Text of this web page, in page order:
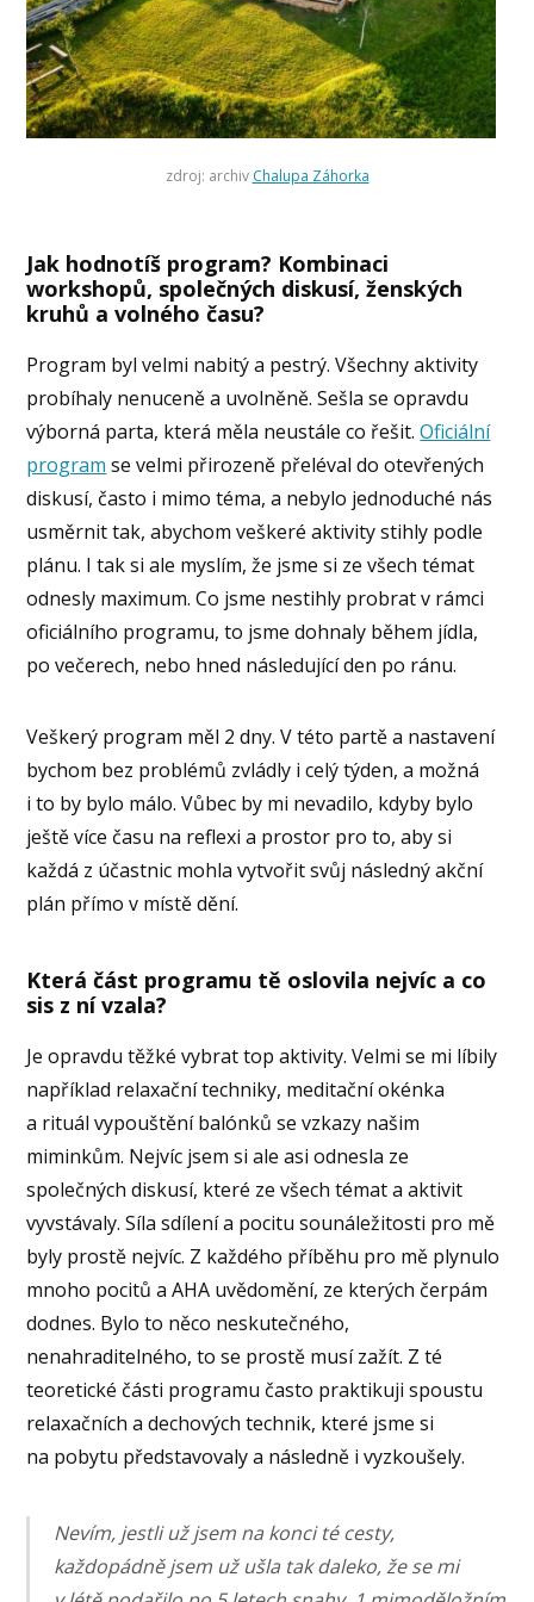
zdroj: archiv Chalupa Záhorka
Jak hodnotíš program? Kombinaci
workshopů, společných diskusí, ženských
kruhů a volného času?
Program byl velmi nabitý a pestrý. Všechny aktivity
probíhaly nenuceně a uvolněně. Sešla se opravdu
výborná parta, která měla neustále co řešit.Oficiální
program se velmi přirozeně přeléval do otevřených
diskusí, často i mimo téma, a nebylo jednoduché nás
usměrnit tak, abychom veškeré aktivity stihly podle
plánu. I tak si ale myslím, že jsme si ze všech témat
odnesly maximum. Co jsme nestihly probrat v rámci
oficiálního programu, to jsme dohnaly během jídla,
po večerech, nebo hned následující den po ránu.
Veškerý program měl 2 dny. V této partě a nastavení
bychom bez problémů zvládly i celý týden, a možná
i to by bylo málo. Vůbec by mi nevadilo, kdyby bylo
ještě více času na reflexi a prostor pro to, aby si
každá z účastnic mohla vytvořit svůj následný akční
plán přímo v místě dění.
Která část programu tě oslovila nejvíc a co
sis z ní vzala?
Je opravdu těžké vybrat top aktivity. Velmi se mi líbily
například relaxační techniky, meditační okénka
a rituál vypouštění balónků se vzkazy našim
miminkům. Nejvíc jsem si ale asi odnesla ze
společných diskusí, které ze všech témat a aktivit
vyvstávaly. Síla sdílení a pocitu sounáležitosti pro mě
byly prostě nejvíc. Z každého příběhu pro mě plynulo
mnoho pocitů a AHA uvědomění, ze kterých čerpám
dodnes. Bylo to něco neskutečného,
nenahraditelného, to se prostě musí zažít. Z té
teoretické části programu často praktikuji spoustu
relaxačních a dechových technik, které jsme si
na pobytu představovaly a následně i vyzkoušely.
Nevím, jestli už jsem na konci té cesty,
každopádně jsem už ušla tak daleko, že se mi